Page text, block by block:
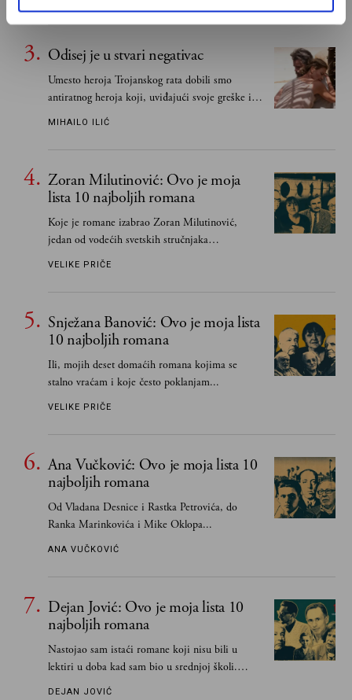
Odisej je u stvari negativac
Umesto heroja Trojanskog rata dobili smo
antiratnog heroja koji, uviđajući svoje greške i
učeći na njima, shvata da postoje stvari koje su
MIHAILO ILIĆ
Zoran Milutinović: Ovo je moja
lista 10 najboljih romana
Koje je romane izabrao Zoran Milutinović,
jedan od vodećih svetskih stručnjaka
južnoslovenske književnosti
VELIKE PRIČE
Snježana Banović: Ovo je moja lista
10 najboljih romana
Ili, mojih deset domaćih romana kojima se
stalno vraćam i koje često poklanjam...
VELIKE PRIČE
Ana Vučković: Ovo je moja lista 10
najboljih romana
Od Vladana Desnice i Rastka Petrovića, do
Ranka Marinkovića i Mike Oklopa...
ANA VUČKOVIĆ
Dejan Jović: Ovo je moja lista 10
najboljih romana
Nastojao sam istaći romane koji nisu bili u
lektiri u doba kad sam bio u srednjoj školi.
Smatrao sam da su "klasici" već dovoljno
DEJAN JOVIĆ